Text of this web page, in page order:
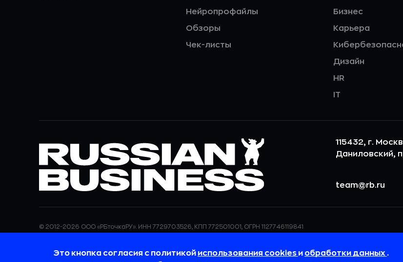
Нейропрофайлы
Обзоры
Чек-листы
Бизнес
Карьера
Дизайн
HR
IT
115432, г.
Даниловский,
team@rb.ru
© 2012-2026 ООО «РБточкаРУ». ИНН 7729703526, КПП 772501001, ОГРН 1127746119841
требованиях к защите персональных данных отражены в Политике в отношении
повышения удобства
пользовательские
Это кнопка согласия с политикой использования cookies и обработки данных .